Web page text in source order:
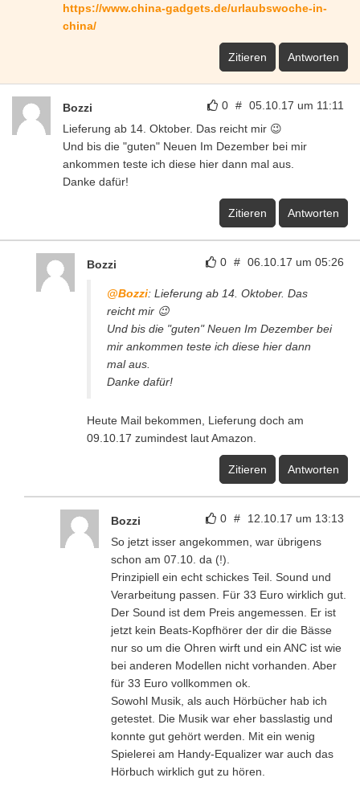
https://www.china-gadgets.de/urlaubswoche-in-
china/
Zitieren Antworten
0 # 05.10.17 um 11:11
Bozzi
Lieferung ab 14. Oktober. Das reicht mir 😉
Und bis die "guten" Neuen Im Dezember bei mir
ankommen teste ich diese hier dann mal aus.
Danke dafür!
Zitieren Antworten
0 # 06.10.17 um 05:26
Bozzi
@Bozzi: Lieferung ab 14. Oktober. Das
reicht mir 😉
Und bis die "guten" Neuen Im Dezember bei
mir ankommen teste ich diese hier dann
mal aus.
Danke dafür!
Heute Mail bekommen, Lieferung doch am
09.10.17 zumindest laut Amazon.
Zitieren Antworten
0 # 12.10.17 um 13:13
Bozzi
So jetzt isser angekommen, war übrigens
schon am 07.10. da (!).
Prinzipiell ein echt schickes Teil. Sound und
Verarbeitung passen. Für 33 Euro wirklich gut.
Der Sound ist dem Preis angemessen. Er ist
jetzt kein Beats-Kopfhörer der dir die Bässe
nur so um die Ohren wirft und ein ANC ist wie
bei anderen Modellen nicht vorhanden. Aber
für 33 Euro vollkommen ok.
Sowohl Musik, als auch Hörbücher hab ich
getestet. Die Musik war eher basslastig und
konnte gut gehört werden. Mit ein wenig
Spielerei am Handy-Equalizer war auch das
Hörbuch wirklich gut zu hören.